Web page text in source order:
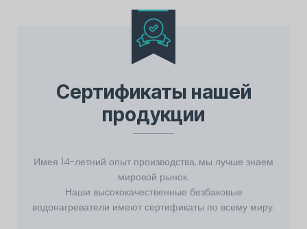
Сертификаты нашей
продукции
Имея 14-летний опыт производства, мы лучше знаем
мировой рынок.
Наши высококачественные безбаковые
водонагреватели имеют сертификаты по всему миру.